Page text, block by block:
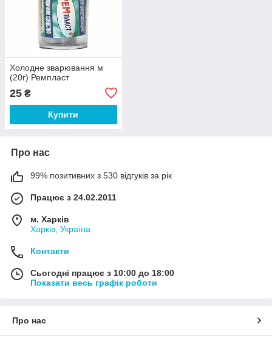
Холодне зварювання м
(20г) Ремпласт
25 ₴
Купити
Про нас
99% позитивних з 530 відгуків за рік
Працює з 24.02.2011
м. Харків
Харків, Україна
Контакти
Сьогодні працює з 10:00 до 18:00
Показати весь графік роботи
Про нас